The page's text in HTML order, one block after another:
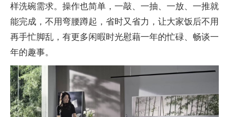
样洗碗需求。操作也简单，一敲、一抽、一放、一推就
能完成，不用弯腰蹲起，省时又省力，让大家饭后不用
再手忙脚乱，有更多闲暇时光慰藉一年的忙碌、畅谈一
年的趣事。